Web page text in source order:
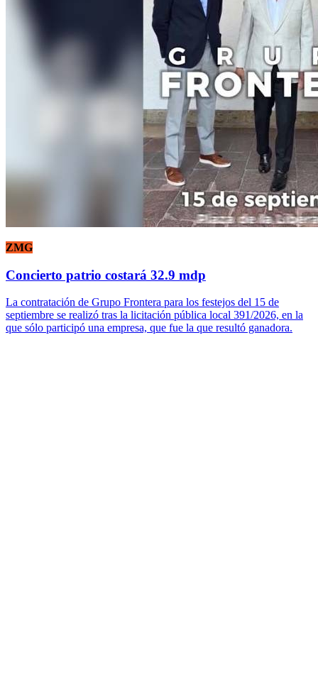
ZMG
Concierto patrio costará 32.9 mdp
La contratación de Grupo Frontera para los festejos del 15 de
septiembre se realizó tras la licitación pública local 391/2026, en la
que sólo participó una empresa, que fue la que resultó ganadora.